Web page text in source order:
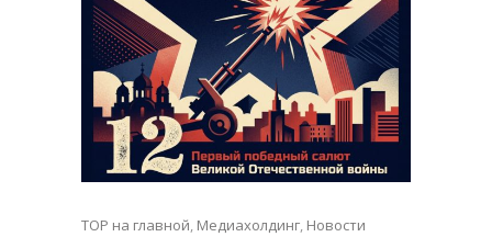
TOP на главной, Медиахолдинг, Новости